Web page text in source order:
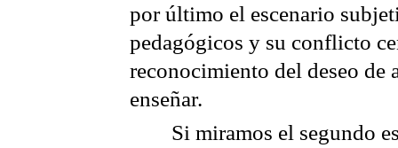
por último el escenario
pedagógicos y su conflicto
reconocimiento del deseo de
enseñar.
Si miramos el segundo